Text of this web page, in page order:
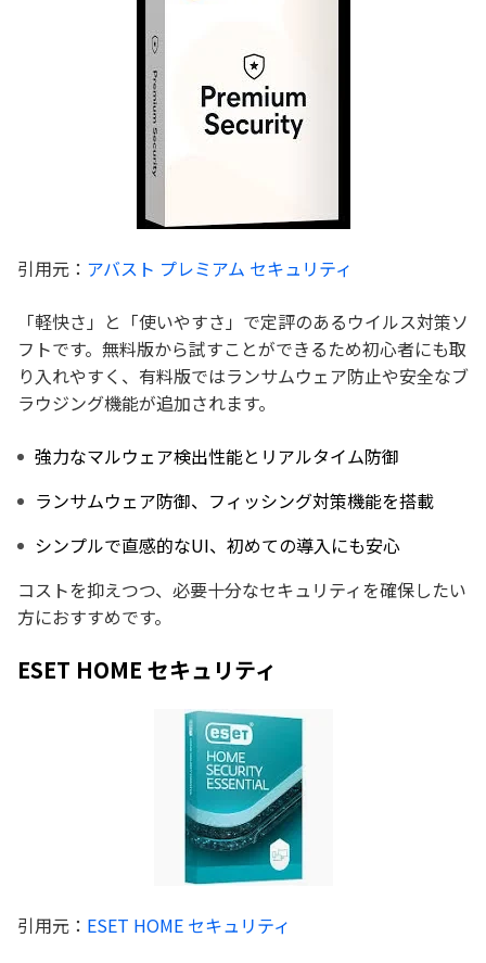
引用元： アバスト プレミアム セキュリティ
「軽快さ」と「使いやすさ」で定評のあるウイルス対策ソ
フトです。無料版から試すことができるため初心者にも取
り入れやすく、有料版ではランサムウェア防止や安全なブ
ラウジング機能が追加されます。
強力なマルウェア検出性能とリアルタイム防御
ランサムウェア防御、フィッシング対策機能を搭載
シンプルで直感的なUI、初めての導入にも安心
コストを抑えつつ、必要十分なセキュリティを確保したい
方におすすめです。
ESET HOME セキュリティ
引用元： ESET HOME セキュリティ